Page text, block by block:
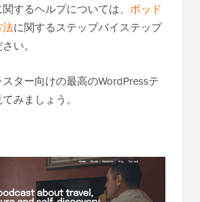
するヘルプについては、 ポッド
法に関するステップバイステップ
い。
ター向けの最高のWordPressテ
みましょう。